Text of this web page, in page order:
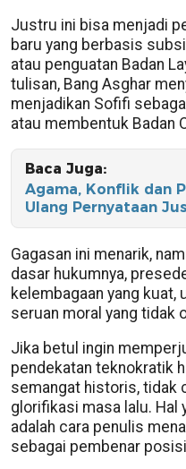
Justru ini bisa menjadi
baru yang berbasis
atau penguatan Badan
tulisan, Bang Asghar
menjadikan Sofifi
atau membentuk Badan
Baca Juga:
Agama, Konflik dan
Ulang Pernyataan
Gagasan ini menarik,
dasar hukumnya,
kelembagaan yang kuat,
seruan moral yang tidak
Jika betul ingin
pendekatan teknokratik
semangat historis, tidak
glorifikasi masa lalu. Hal
adalah cara penulis
sebagai pembenar